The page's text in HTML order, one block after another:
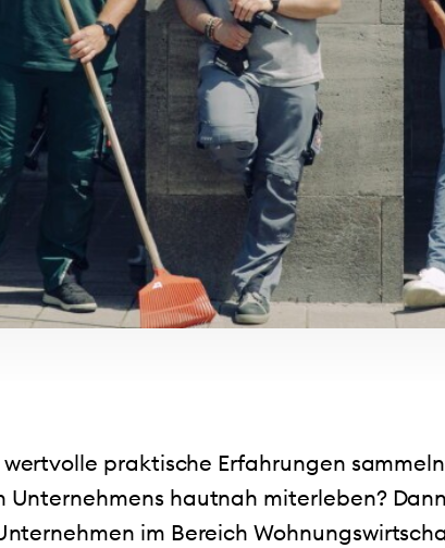
Wohnformen
Magazin wir & hier
praktische Erfahrungen
hautnah miterleben?
im Bereich